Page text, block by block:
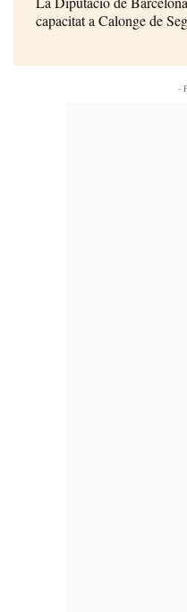
capacitat a Calonge de
-